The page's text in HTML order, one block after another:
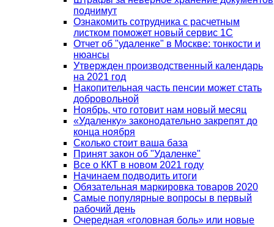
поднимут
Ознакомить сотрудника с расчетным
листком поможет новый сервис 1С
Отчет об "удаленке" в Москве: тонкости и
нюансы
Утвержден производственный календарь
на 2021 год
Накопительная часть пенсии может стать
добровольной
Ноябрь, что готовит нам новый месяц
«Удаленку» законодательно закрепят до
конца ноября
Сколько стоит ваша база
Принят закон об "Удаленке"
Все о ККТ в новом 2021 году
Начинаем подводить итоги
Обязательная маркировка товаров 2020
Самые популярные вопросы в первый
рабочий день
Очередная «головная боль» или новые